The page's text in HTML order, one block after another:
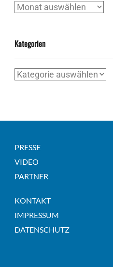
Archiv
Kategorien
Kategorien
PRESSE
VIDEO
PARTNER
KONTAKT
IMPRESSUM
DATENSCHUTZ